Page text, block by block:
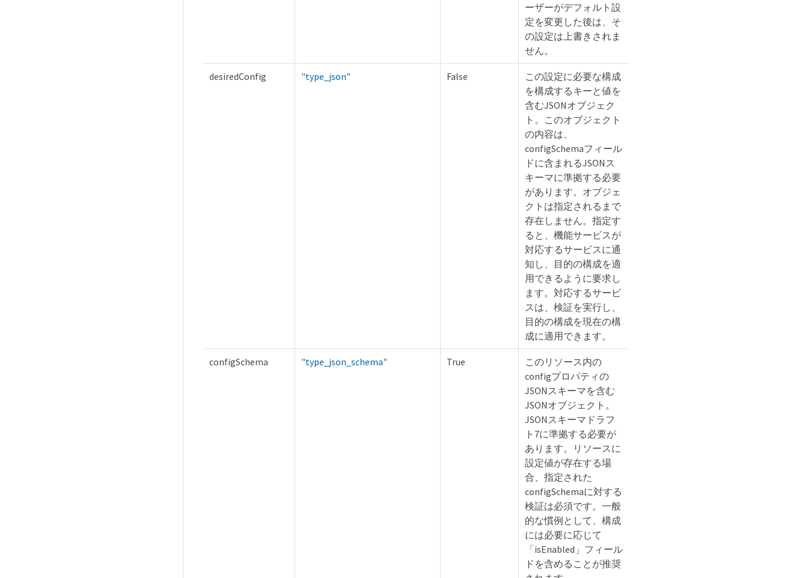
ーザーがデフォルト設
定を変更した後は、そ
の設定は上書きされま
せん。
desiredConfig "type_json" False
この設定に必要な構成
を構成するキーと値を
含むJSONオブジェク
ト。このオブジェクト
の内容は、
configSchemaフィール
ドに含まれるJSONス
キーマに準拠する必要
があります。オブジェ
クトは指定されるまで
存在しません。指定す
ると、機能サービスが
対応するサービスに通
知し、目的の構成を適
用できるように要求し
ます。対応するサービ
スは、検証を実行し、
目的の構成を現在の構
成に適用できます。
configSchema "type_json_schema" True
このリソース内の
configプロパティの
JSONスキーマを含む
JSONオブジェクト。
JSONスキーマドラフ
ト7に準拠する必要が
あります。リソースに
設定値が存在する場
合、指定された
configSchemaに対する
検証は必須です。一般
的な慣例として、構成
には必要に応じて
「isEnabled」フィール
ドを含めることが推奨